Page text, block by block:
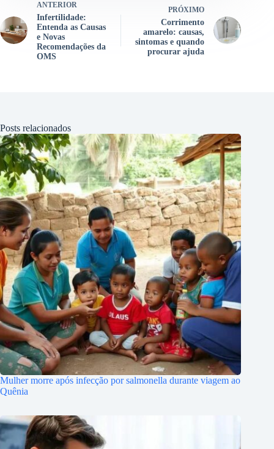
ANTERIOR
Infertilidade:
Entenda as Causas
e Novas
Recomendações da
OMS
PRÓXIMO
Corrimento
amarelo: causas,
sintomas e quando
procurar ajuda
Posts relacionados
Mulher morre após infecção por salmonella durante viagem ao
Quênia